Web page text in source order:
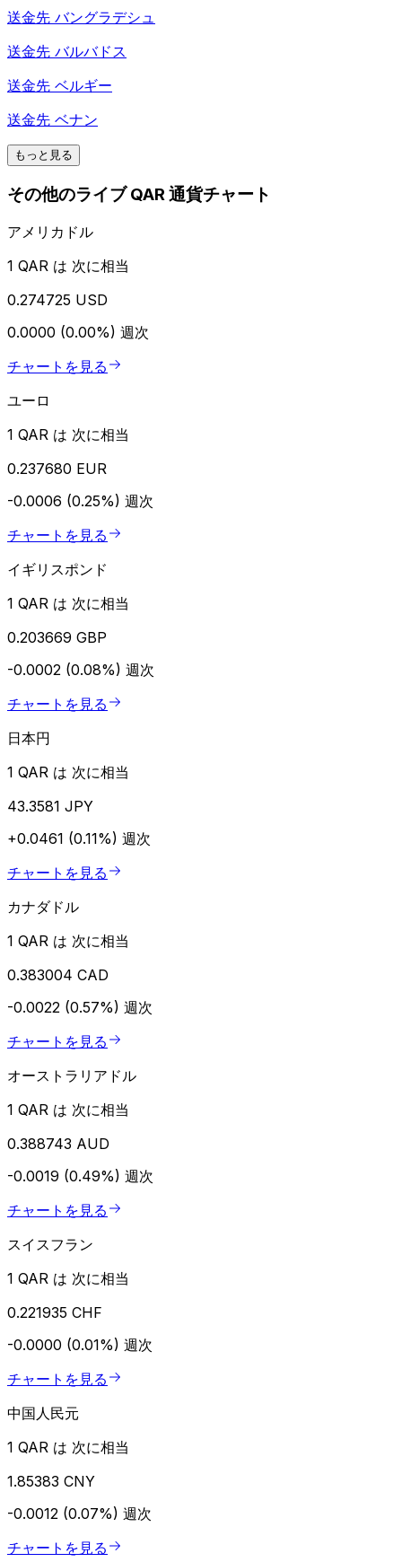
送金先 バングラデシュ
送金先 バルバドス
送金先 ベルギー
送金先 ベナン
もっと見る
その他のライブ QAR 通貨チャート
アメリカドル
1 QAR は 次に相当
0.274725 USD
0.0000 (0.00%) 週次
チャートを見る
ユーロ
1 QAR は 次に相当
0.237680 EUR
-0.0006 (0.25%) 週次
チャートを見る
イギリスポンド
1 QAR は 次に相当
0.203669 GBP
-0.0002 (0.08%) 週次
チャートを見る
日本円
1 QAR は 次に相当
43.3581 JPY
+0.0461 (0.11%) 週次
チャートを見る
カナダドル
1 QAR は 次に相当
0.383004 CAD
-0.0022 (0.57%) 週次
チャートを見る
オーストラリアドル
1 QAR は 次に相当
0.388743 AUD
-0.0019 (0.49%) 週次
チャートを見る
スイスフラン
1 QAR は 次に相当
0.221935 CHF
-0.0000 (0.01%) 週次
チャートを見る
中国人民元
1 QAR は 次に相当
1.85383 CNY
-0.0012 (0.07%) 週次
チャートを見る